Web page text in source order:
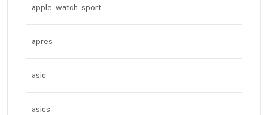
apple watch sport
apres
asic
asics